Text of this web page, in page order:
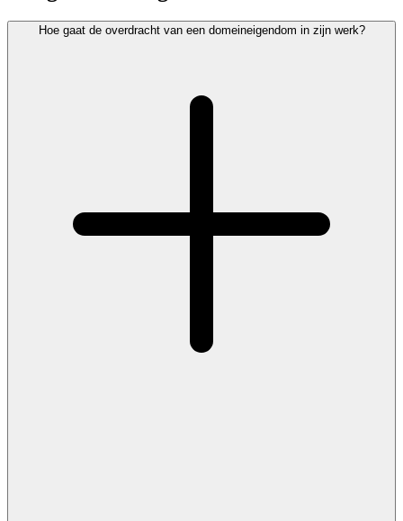
Hoe gaat de overdracht van een domeineigendom in zijn werk?